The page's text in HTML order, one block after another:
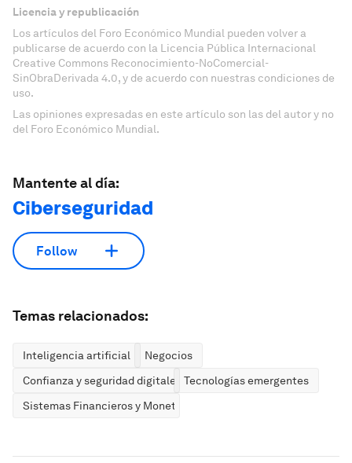
Licencia y republicación
Los artículos del Foro Económico Mundial pueden volver a
publicarse de acuerdo con la Licencia Pública Internacional
Creative Commons Reconocimiento-NoComercial-
SinObraDerivada 4.0, y de acuerdo con nuestras condiciones de
uso.
Las opiniones expresadas en este artículo son las del autor y no
del Foro Económico Mundial.
Mantente al día:
Ciberseguridad
Follow
Temas relacionados:
Inteligencia artificial
Negocios
Confianza y seguridad digitales
Tecnologías emergentes
Sistemas Financieros y Monetarios